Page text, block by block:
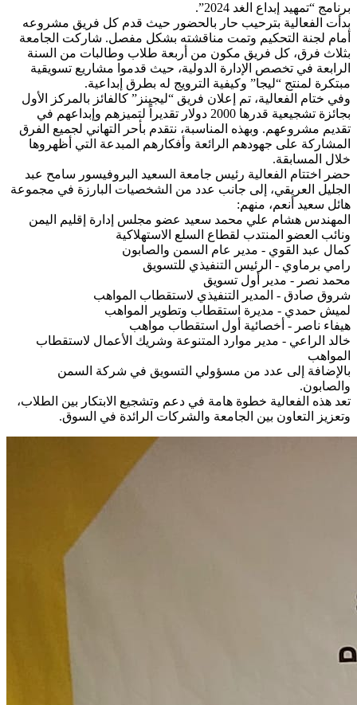
برنامج “تمهيد إبداع الغد 2024”.
بدأت الفعالية بترحيب حار بالحضور حيث قدم كل فريق مشروعه
أمام لجنة التحكيم وتمت مناقشته بشكل مفصل. شاركت الجامعة
بثلاث فرق، كل فريق مكون من أربعة طلاب وطالبات من السنة
الرابعة في تخصص الإدارة الدولية، حيث قدموا مشاريع تسويقية
مبتكرة لمنتج “ليجا” وكيفية الترويج له بطرق إبداعية.
وفي ختام الفعالية، تم إعلان فريق “ليجينز” كالفائز بالمركز الأول
بجائزة تشجيعية قدرها 2000 دولار تقديراً لتميزهم وإبداعهم في
تقديم مشروعهم. وبهذه المناسبة، نتقدم بأحر التهاني لجميع الفرق
المشاركة على جهودهم الرائعة وأفكارهم المبدعة التي أظهروها
خلال المسابقة.
حضر اختتام الفعالية رئيس جامعة السعيد البروفيسور سامح عبد
الجليل العريقي، إلى جانب عدد من الشخصيات البارزة في مجموعة
هائل سعيد أنعم، منهم:
المهندس هشام علي محمد سعيد عضو مجلس إدارة إقليم اليمن
ونائب العضو المنتدب لقطاع السلع الاستهلاكية
كمال عبد القوي - مدير عام السمن والصابون
رامي برماوي - الرئيس التنفيذي للتسويق
محمد نصر - مدير أول تسويق
شروق صادق - المدير التنفيذي لاستقطاب المواهب
لميش حمدي - مديرة استقطاب وتطوير المواهب
هيفاء ناصر - أخصائية أول استقطاب مواهب
خالد الراعي - مدير موارد المتنوعة وشريك الأعمال لاستقطاب
المواهب
بالإضافة إلى عدد من مسؤولي التسويق في شركة السمن
والصابون.
تعد هذه الفعالية خطوة هامة في دعم وتشجيع الابتكار بين الطلاب،
وتعزيز التعاون بين الجامعة والشركات الرائدة في السوق.